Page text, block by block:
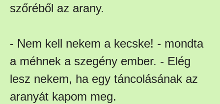
szőréből az arany.
- Nem kell nekem a kecske! - mondta
a méhnek a szegény ember. - Elég
lesz nekem, ha egy táncolásának az
aranyát kapom meg.